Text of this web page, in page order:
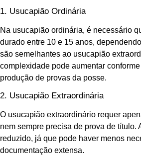
1. Usucapião Ordinária
Na usucapião ordinária, é necessário
durado entre 10 e 15 anos,
são semelhantes ao usucapião
complexidade pode aumentar
produção de provas da posse.
2. Usucapião Extraordinária
O usucapião extraordinário requer
nem sempre precisa de prova de título.
reduzido, já que pode haver menos
documentação extensa.